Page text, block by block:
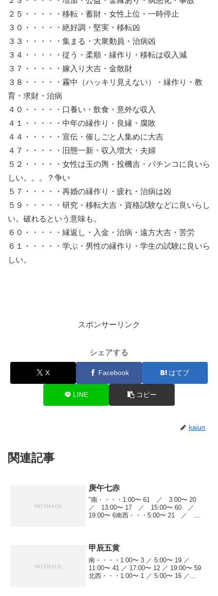
２５・・・・・移転・蓄財・女性上位・一時停止
３０・・・・・絶好調・堅実・移転凶
３３・・・・・集まる・大衆動員・治病凶
３４・・・・・従う・柔順・縁作り・移転は収入減
３７・・・・・嫁入り大吉・金散財
３８・・・・・霧中（ハッキリ見えない）・縁作り・教
育・求財・治病
４０・・・・・口養い・飲食・意外な収入
４１・・・・・中年の縁作り・良縁・腐敗
４４・・・・・宣伝・催しごと人集めに大吉
４７・・・・・旧態一新・収入増大・夫婦
５２・・・・・女性は玉の輿・投機吉・パチンコに良いら
しい。。。？争い
５７・・・・・再婚の縁作り・疲れ・治病は凶
５９・・・・・研究・移転大吉・資格試験などに良いらし
い。破れるという意味も。
６０・・・・・縁返し・入金・治病・遠方大吉・苦労
６１・・・・・学ぶ・男性の縁作り・学生の試験に良いら
しい。
スポンサーリンク
シェアする
X Facebook はてブ
LINE コピー
kaiun
関連記事
庚午七赤
"南・・・・1:00〜 61 ／ 3:00〜 20
／ 13:00〜 17 ／ 15:00〜 60 ／
19:00〜 6南西・・・5:00〜 21 ／
甲辰五黄
南・・・・1:00〜 3 ／ 5:00〜 19 ／
11:00〜 41 ／ 17:00〜 12 ／ 19:00〜 59
北西・・・1:00〜 1 ／ 5:00〜 16 ／